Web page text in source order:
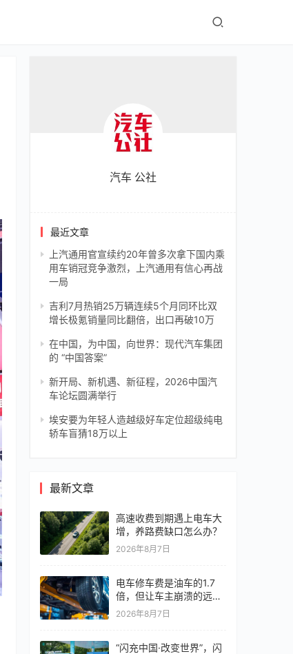
汽车 公社
最近文章
上汽通用官宣续约20年曾多次拿下国内乘
用车销冠竞争激烈，上汽通用有信心再战
一局
吉利7月热销25万辆连续5个月同环比双
增长极氪销量同比翻倍，出口再破10万
在中国，为中国，向世界：现代汽车集团
的 “中国答案”
新开局、新机遇、新征程，2026中国汽
车论坛圆满举行
埃安要为年轻人造越级好车定位超级纯电
轿车盲猜18万以上
最新文章
高速收费到期遇上电车大
增，养路费缺口怎么办？
2026年8月7日
电车修车费是油车的1.7
倍，但让车主崩溃的远不
止这个
2026年8月7日
“闪充中国·改变世界”，闪